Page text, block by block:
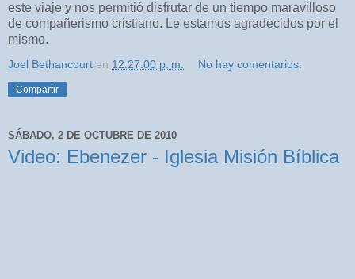
este viaje y nos permitió disfrutar de un tiempo maravilloso
de compañerismo cristiano. Le estamos agradecidos por el
mismo.
Joel Bethancourt en 12:27:00 p. m. No hay comentarios:
Compartir
SÁBADO, 2 DE OCTUBRE DE 2010
Video: Ebenezer - Iglesia Misión Bíblica